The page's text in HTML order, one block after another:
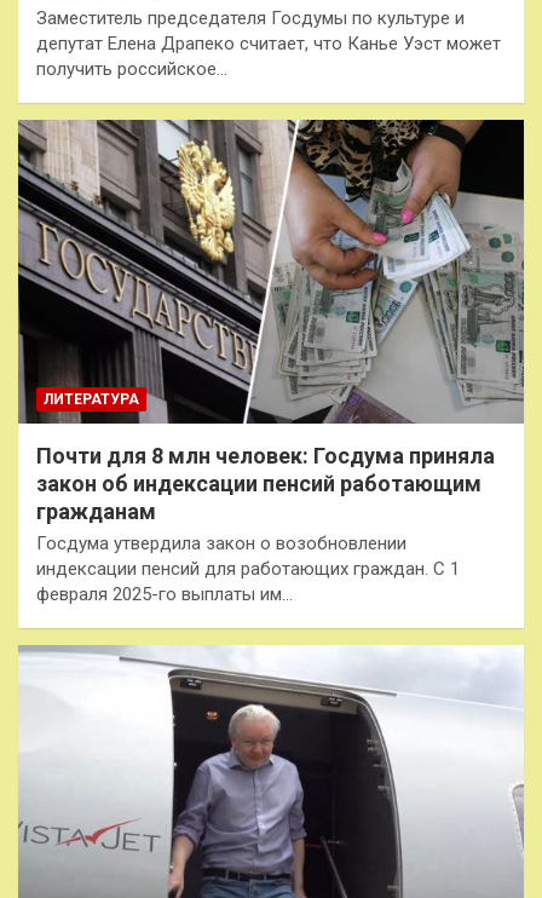
Заместитель председателя Госдумы по культуре и
депутат Елена Драпеко считает, что Канье Уэст может
получить российское…
ЛИТЕРАТУРА
Почти для 8 млн человек: Госдума приняла
закон об индексации пенсий работающим
гражданам
Госдума утвердила закон о возобновлении
индексации пенсий для работающих граждан. С 1
февраля 2025-го выплаты им…